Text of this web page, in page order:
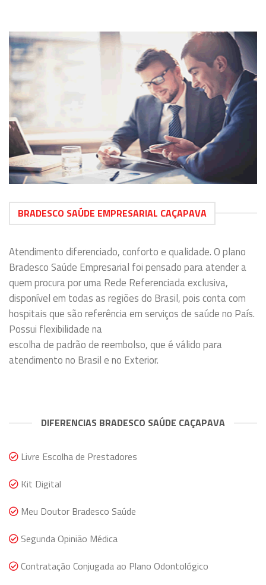
BRADESCO SAÚDE EMPRESARIAL CAÇAPAVA
Atendimento diferenciado, conforto e qualidade. O plano
Bradesco Saúde Empresarial foi pensado para atender a
quem procura por uma Rede Referenciada exclusiva,
disponível em todas as regiões do Brasil, pois conta com
hospitais que são referência em serviços de saúde no País.
Possui flexibilidade na
escolha de padrão de reembolso, que é válido para
atendimento no Brasil e no Exterior.
DIFERENCIAS BRADESCO SAÚDE CAÇAPAVA
Livre Escolha de Prestadores
Kit Digital
Meu Doutor Bradesco Saúde
Segunda Opinião Médica
Contratação Conjugada ao Plano Odontológico